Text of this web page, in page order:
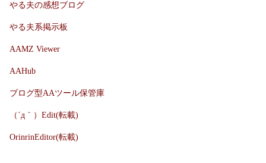
やる夫の感想ブログ
やる夫系掲示板
AAMZ Viewer
AAHub
ブログ型AAツール保管庫
（´д｀）Edit(転載)
OrinrinEditor(転載)